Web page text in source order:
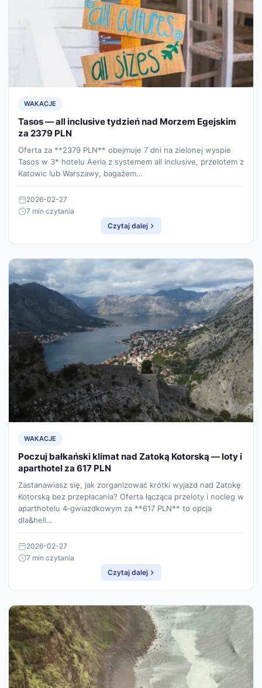
WAKACJE
Tasos — all inclusive tydzień nad Morzem Egejskim
za 2379 PLN
Oferta za **2379 PLN** obejmuje 7 dni na zielonej wyspie
Tasos w 3* hotelu Aeria z systemem all inclusive, przelotem z
Katowic lub Warszawy, bagażem…
2026-02-27
7 min czytania
Czytaj dalej
WAKACJE
Poczuj bałkański klimat nad Zatoką Kotorską — loty i
aparthotel za 617 PLN
Zastanawiasz się, jak zorganizować krótki wyjazd nad Zatokę
Kotorską bez przepłacania? Oferta łącząca przeloty i nocleg w
aparthotelu 4‑gwiazdkowym za **617 PLN** to opcja
dla&hell…
2026-02-27
7 min czytania
Czytaj dalej